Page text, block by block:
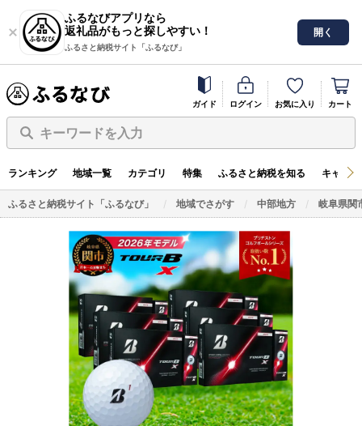
ふるなびアプリなら
返礼品がもっと探しやすい！
ふるさと納税サイト「ふるなび」
開く
ガイド ログイン お気に入り カート
キーワードを入力
ランキング 地域一覧 カテゴリ 特集 ふるさと納税を知る キャン
ふるさと納税サイト「ふるなび」 地域でさがす 中部地方 岐阜県関